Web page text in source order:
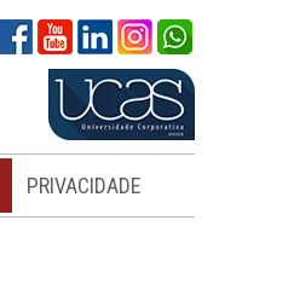
PRIVACIDADE